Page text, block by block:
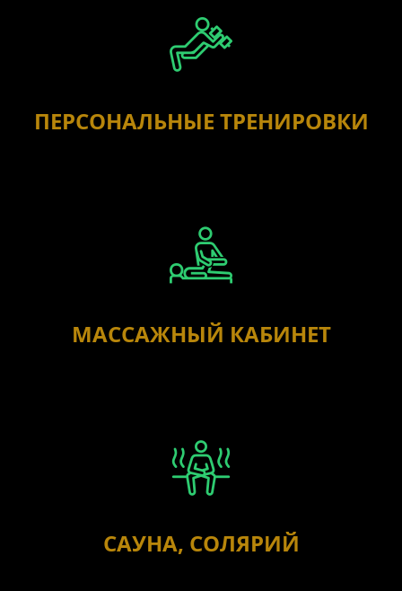
ПЕРСОНАЛЬНЫЕ ТРЕНИРОВКИ
МАССАЖНЫЙ КАБИНЕТ
САУНА, СОЛЯРИЙ